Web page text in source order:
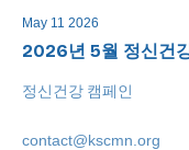
May 11 2026
2026년 5월 정신건
정신건강 캠페인
contact@kscmn.org